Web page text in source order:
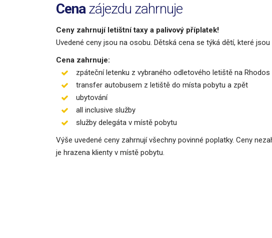
Cenazájezdu zahrnuje
Ceny zahrnují letištní taxy a palivový příplatek!
Uvedené ceny jsou na osobu. Dětská cena se týká dětí, které
Cena zahrnuje:
zpáteční letenku z vybraného odletového letiště na
transfer autobusem z letiště do místa pobytu a zpět
ubytování
all inclusive služby
služby delegáta v místě pobytu
Výše uvedené ceny zahrnují všechny povinné poplatky. Ceny
je hrazena klienty v místě pobytu.